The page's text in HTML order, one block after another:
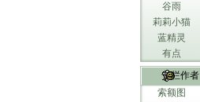
谷雨
莉莉小猫
蓝精灵
有点
专栏作者
索额图